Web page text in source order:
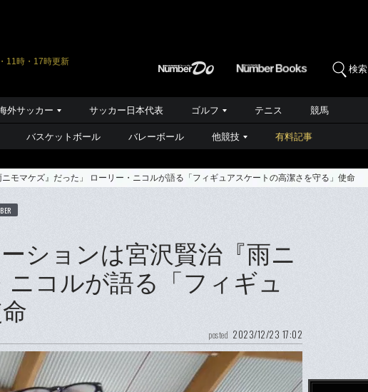
11時・17時更新
検索
外サッカー サッカー日本代表 ゴルフ テニス 競馬
バスケットボール バレーボール 他競技 有料記事
モマケズ』だった」 ローリー・ニコルが語る「フィギュアスケートの高潔さを守る」使命
ションは宮沢賢治『雨ニ
コルが語る「フィギュ
posted 2023/12/23 17:02